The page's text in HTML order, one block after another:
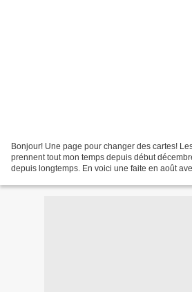
Bonjour! Une page pour changer des cartes!
prennent tout mon temps depuis début
depuis longtemps. En voici une faite en août